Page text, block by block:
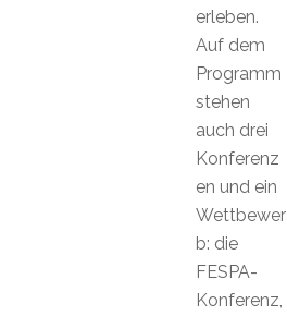
erleben.
Auf dem
Programm
stehen
auch drei
Konferenz
en und ein
Wettbewer
b: die
FESPA-
Konferenz,